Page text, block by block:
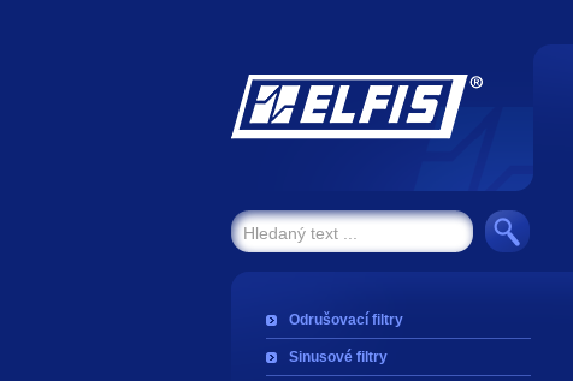
Odrušovací filtry
Sinusové filtry